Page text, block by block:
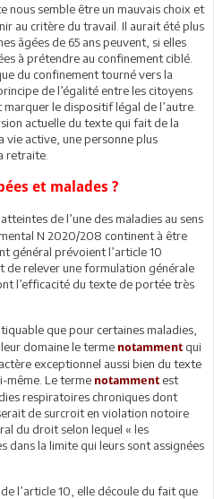
nous semble être un mauvais choix et
au critère du travail. Il aurait été plus
âgées de 65 ans peuvent, si elles
à prétendre au confinement ciblé.
du confinement tourné vers la
de l’égalité entre les citoyens
le dispositif légal de l’autre.
actuelle du texte qui fait de la
vie active, une personne plus
retraite.
et malades ?
de l’une des maladies au sens
N 2020/208 continent à être
général prévoient l’article 10
de relever une formulation générale
l’efficacité du texte de portée très
que pour certaines maladies,
domaine le terme notamment qui
exceptionnel aussi bien du texte
même. Le terme notamment est
respiratoires chroniques dont
de surcroit en violation notoire
du droit selon lequel « les
dans la limite qui leurs sont assignées
l’article 10, elle découle du fait que